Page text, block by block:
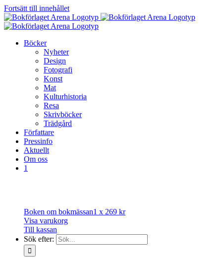
Fortsätt till innehållet
Böcker
Nyheter
Design
Fotografi
Konst
Mat
Kulturhistoria
Resa
Skrivböcker
Trädgård
Författare
Pressinfo
Aktuellt
Om oss
1
Boken om bokmässan1 x 269 kr
Visa varukorg
Till kassan
Sök efter: